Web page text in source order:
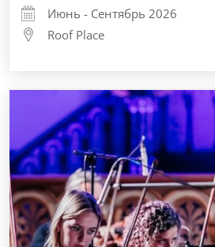
Июнь - Сентябрь 2026
Roof Place